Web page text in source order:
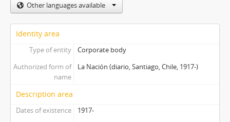
Other languages available
Identity area
Type of entity
Corporate body
Authorized form of
name
La Nación (diario, Santiago, Chile, 1917-)
Description area
Dates of existence
1917-